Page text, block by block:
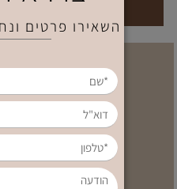
לתיאום
השאירו פרטים